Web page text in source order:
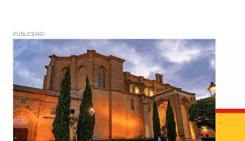
PUBLICIDAD
Estás leyendo : Carta abierta al presidente de La Rioja: “Los problemas